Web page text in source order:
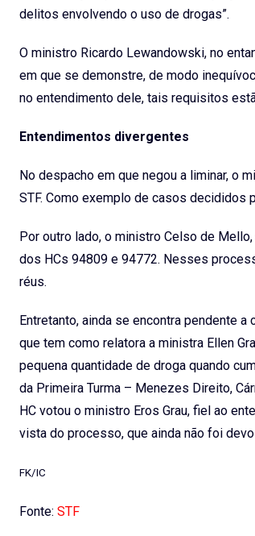
delitos envolvendo o uso de drogas”.
O ministro Ricardo Lewandowski, no
em que se demonstre, de modo
no entendimento dele, tais requisitos
Entendimentos divergentes
No despacho em que negou a liminar, o
STF. Como exemplo de casos decididos
Por outro lado, o ministro Celso de
dos HCs 94809 e 94772. Nesses
réus.
Entretanto, ainda se encontra pendente
que tem como relatora a ministra Ellen
pequena quantidade de droga quando
da Primeira Turma – Menezes Direito,
HC votou o ministro Eros Grau, fiel ao
vista do processo, que ainda não foi
FK/IC
Fonte: STF